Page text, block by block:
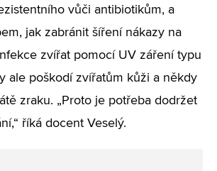
vůči antibiotikům, a
jak zabránit šíření nákazy na
zvířat pomocí UV záření typu
ale poškodí zvířatům kůži a někdy
zraku. „Proto je potřeba dodržet
říká docent Veselý.